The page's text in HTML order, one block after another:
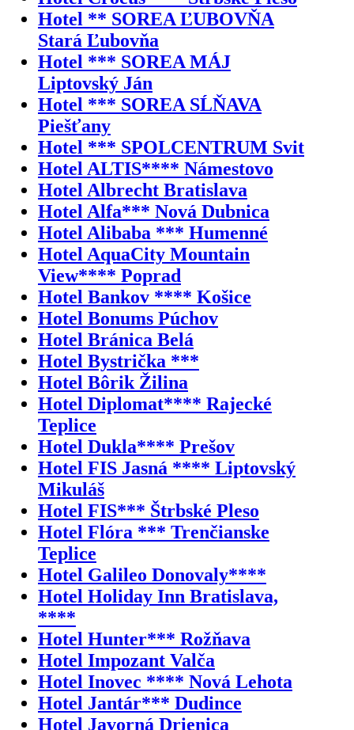
Hotel ** SOREA ĽUBOVŇA
Stará Ľubovňa
Hotel *** SOREA MÁJ
Liptovský Ján
Hotel *** SOREA SĹŇAVA
Piešťany
Hotel *** SPOLCENTRUM Svit
Hotel ALTIS**** Námestovo
Hotel Albrecht Bratislava
Hotel Alfa*** Nová Dubnica
Hotel Alibaba *** Humenné
Hotel AquaCity Mountain
View**** Poprad
Hotel Bankov **** Košice
Hotel Bonums Púchov
Hotel Bránica Belá
Hotel Bystrička ***
Hotel Bôrik Žilina
Hotel Diplomat**** Rajecké
Teplice
Hotel Dukla**** Prešov
Hotel FIS Jasná **** Liptovský
Mikuláš
Hotel FIS*** Štrbské Pleso
Hotel Flóra *** Trenčianske
Teplice
Hotel Galileo Donovaly****
Hotel Holiday Inn Bratislava,
****
Hotel Hunter*** Rožňava
Hotel Impozant Valča
Hotel Inovec **** Nová Lehota
Hotel Jantár*** Dudince
Hotel Javorná Drienica